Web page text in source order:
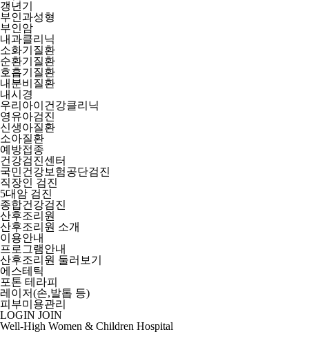
갱년기
부인과성형
부인암
내과클리닉
소화기질환
순환기질환
호흡기질환
내분비질환
내시경
우리아이건강클리닉
영유아검진
신생아질환
소아질환
예방접종
건강검진센터
국민건강보험공단검진
직장인 검진
5대암 검진
종합건강검진
산후조리원
산후조리원 소개
이용안내
프로그램안내
산후조리원 둘러보기
에스테틱
포톤 테라피
레이저(손,발톱 등)
피부미용관리
LOGIN JOIN
Well-High Women & Children Hospital